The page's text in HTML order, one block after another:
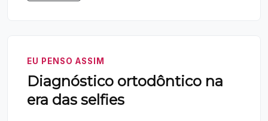
EU PENSO ASSIM
Diagnóstico ortodôntico na
era das selfies